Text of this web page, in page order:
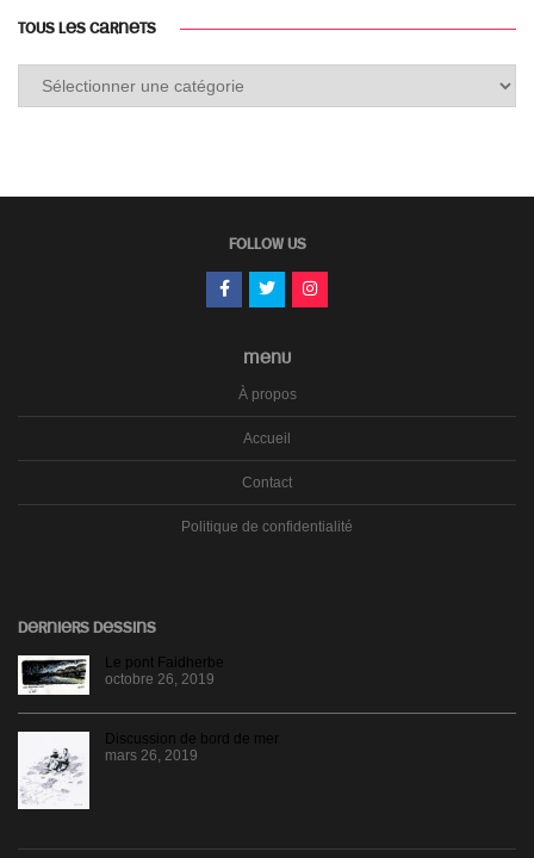
TOUS LES CARNETS
FOLLOW US
MENU
À propos
Accueil
Contact
Politique de confidentialité
DERNIERS DESSINS
Le pont Faidherbe
octobre 26, 2019
Discussion de bord de mer
mars 26, 2019